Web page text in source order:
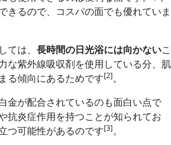
きるので、コスパの面でも優れていま
は、 長時間の日光浴には向かないこ
な紫外線吸収剤を使用している分、肌
る傾向にあるためです[2]。
金が配合されているのも面白い点で
抗炎症作用を持つことが知られてお
つ可能性があるのです[3]。